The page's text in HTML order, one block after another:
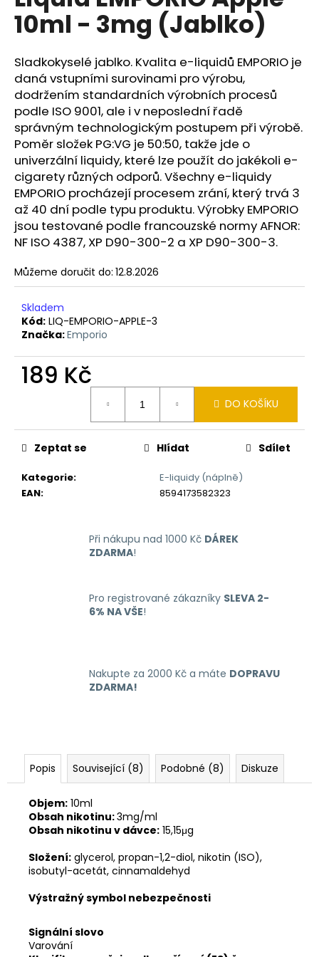
0,0
hvězdiček.
10ml - 3mg (Jablko)
Sladkokyselé jablko. Kvalita e-liquidů EMPORIO je
daná vstupními surovinami pro výrobu,
dodržením standardních výrobních procesů
podle ISO 9001, ale i v neposlední řadě
správným technologickým postupem při výrobě.
Poměr složek PG:VG je 50:50, takže jde o
univerzální liquidy, které lze použít do jakékoli e-
cigarety různých odporů. Všechny e-liquidy
EMPORIO procházejí procesem zrání, který trvá 3
až 40 dní podle typu produktu. Výrobky EMPORIO
jsou testované podle francouzské normy AFNOR:
NF ISO 4387, XP D90-300-2 a XP D90-300-3.
Můžeme doručit do: 12.8.2026
Skladem
Kód: LIQ-EMPORIO-APPLE-3
Značka:Emporio
189 Kč
DO KOŠÍKU
Kategorie:
E-liquidy (náplně)
EAN: 8594173582323
Zeptat se Hlídat Sdílet
Při nákupu nad 1000 Kč DÁREK
ZDARMA!
Pro registrované zákazníky SLEVA 2-
6% NA VŠE!
Nakupte za 2000 Kč a máte DOPRAVU
ZDARMA!
Popis Související (8) Podobné (8) Diskuze
Objem: 10ml
Obsah nikotinu:3mg/ml
Obsah nikotinu v dávce: 15,15μg
Složení: glycerol, propan-1,2-diol, nikotin (ISO),
isobutyl-acetát, cinnamaldehyd
Výstražný symbol nebezpečnosti
Signální slovo
Varování
a
j
í
t
?
HLEDAT
D
o
o
r
u
č
u
j
e
m
LIQUID
LIQUA
BRIGHT
TOBACCO
4X10ML-